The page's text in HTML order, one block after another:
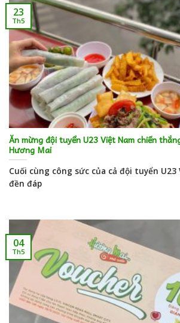
Ăn mừng đội tuyển U23 Việt Nam chiến
Hương Mai
Cuối cùng công sức của cả đội tuyển
đền đáp
23
Th5
04
Th5